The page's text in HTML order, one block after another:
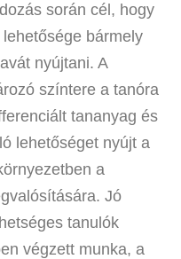
során cél, hogy
bármely
nyújtani. A
színtere a tanóra
tananyag és
lehetőséget nyújt a
a
Jó
tanulók
végzett munka, a